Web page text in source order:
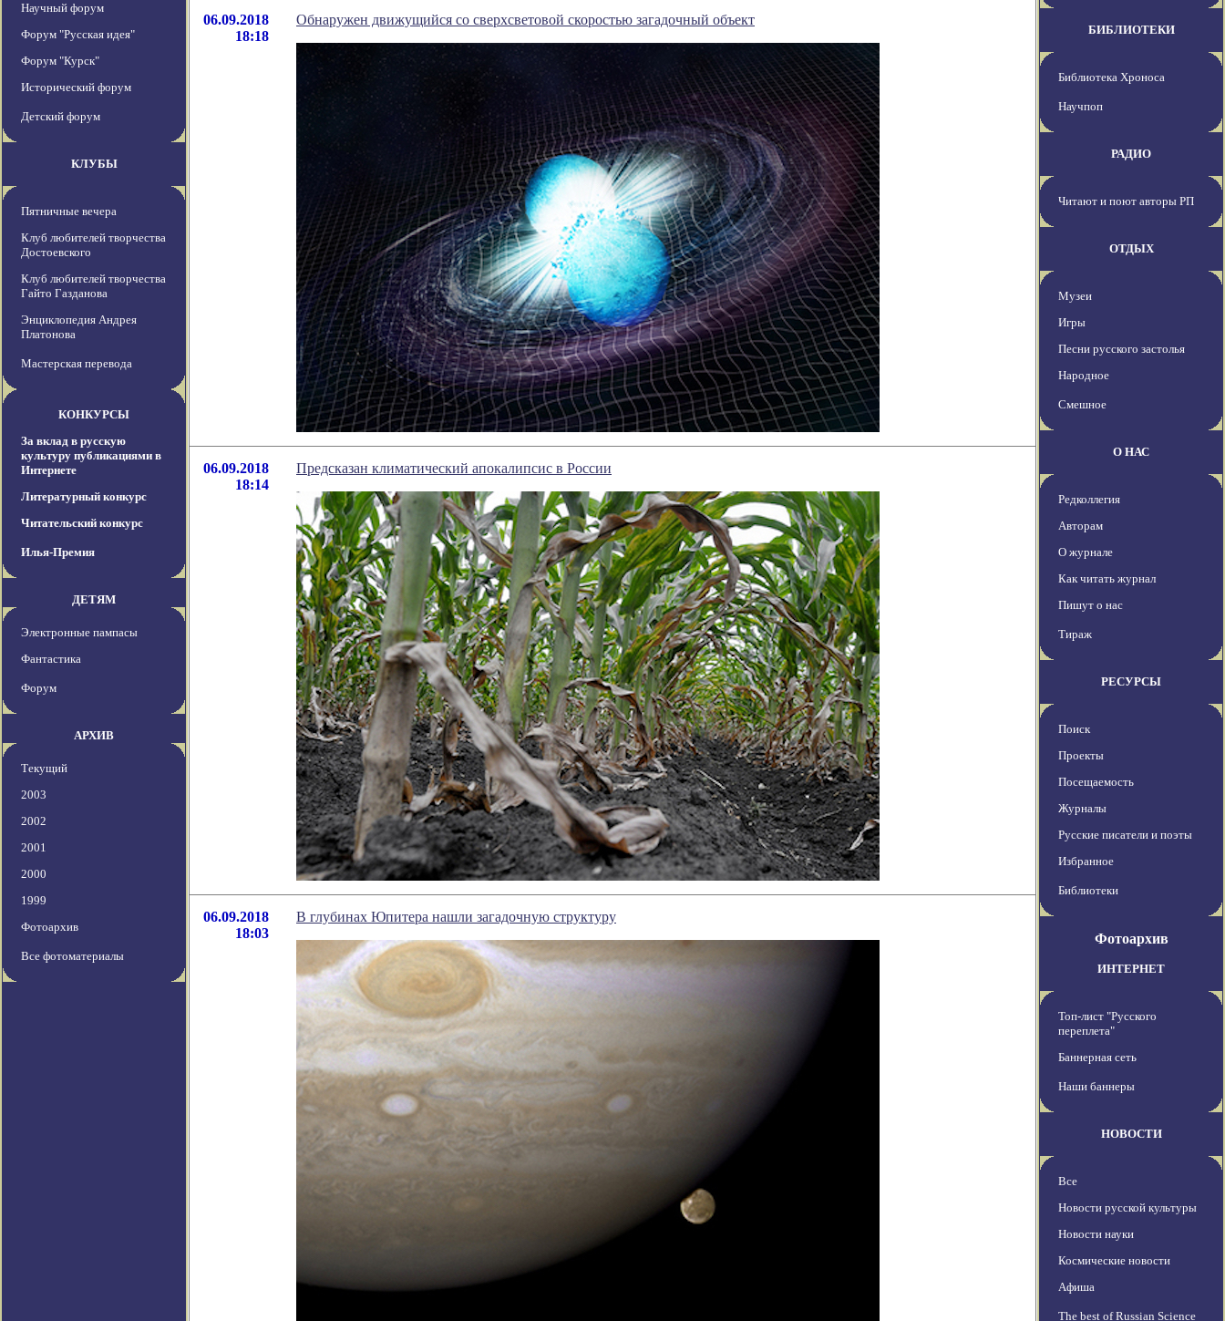
Научный форум
Форум "Русская идея"
Форум "Курск"
Исторический форум
Детский форум
КЛУБЫ
Пятничные вечера
Клуб любителей творчества
Достоевского
Клуб любителей творчества
Гайто Газданова
Энциклопедия Андрея
Платонова
Мастерская перевода
КОНКУРСЫ
За вклад в русскую
культуру публикациями в
Интернете
Литературный конкурс
Читательский конкурс
Илья-Премия
ДЕТЯМ
Электронные пампасы
Фантастика
Форум
АРХИВ
Текущий
2003
2002
2001
2000
1999
Фотоархив
Все фотоматериалы
06.09.2018
18:18
Обнаружен движущийся со сверхсветовой скоростью загадочный объект
06.09.2018
18:14
Предсказан климатический апокалипсис в России
06.09.2018
18:03
В глубинах Юпитера нашли загадочную структуру
БИБЛИОТЕКИ
Библиотека Хроноса
Научпоп
РАДИО
Читают и поют авторы РП
ОТДЫХ
Музеи
Игры
Песни русского застолья
Народное
Смешное
О НАС
Редколлегия
Авторам
О журнале
Как читать журнал
Пишут о нас
Тираж
РЕСУРСЫ
Поиск
Проекты
Посещаемость
Журналы
Русские писатели и поэты
Избранное
Библиотеки
Фотоархив
ИНТЕРНЕТ
Топ-лист "Русского
переплета"
Баннерная сеть
Наши баннеры
НОВОСТИ
Все
Новости русской культуры
Новости науки
Космические новости
Афиша
The best of Russian Science